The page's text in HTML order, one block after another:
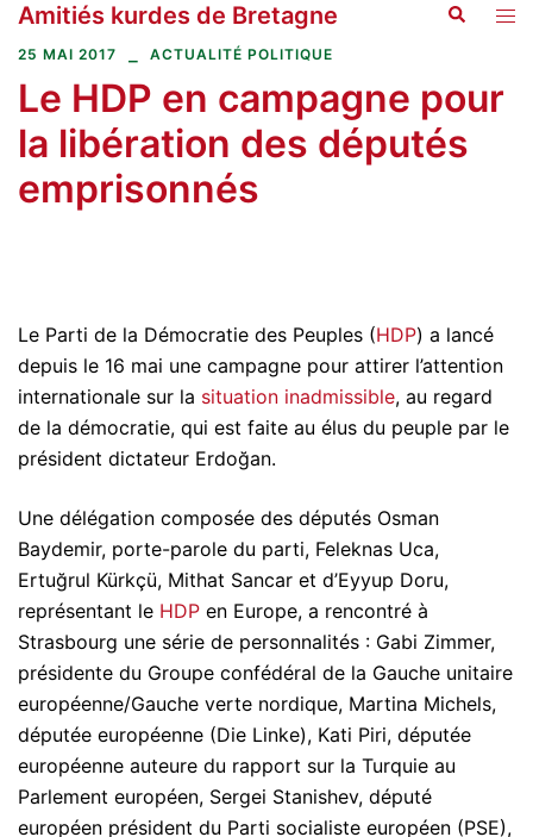
Aller
au
Amitiés kurdes de Bretagne
25 MAI 2017 ACTUALITÉ POLITIQUE
Le HDP en campagne pour
la libération des députés
emprisonnés
Le Parti de la Démocratie des Peuples (HDP) a lancé
depuis le 16 mai une campagne pour attirer l’attention
internationale sur la situation inadmissible, au regard
de la démocratie, qui est faite au élus du peuple par le
président dictateur Erdoğan.
Une délégation composée des députés Osman
Baydemir, porte-parole du parti, Feleknas Uca,
Ertuğrul Kürkçü, Mithat Sancar et d’Eyyup Doru,
représentant le HDP en Europe, a rencontré à
Strasbourg une série de personnalités : Gabi Zimmer,
présidente du Groupe confédéral de la Gauche unitaire
européenne/Gauche verte nordique, Martina Michels,
députée européenne (Die Linke), Kati Piri, députée
européenne auteure du rapport sur la Turquie au
Parlement européen, Sergei Stanishev, député
européen président du Parti socialiste européen (PSE),